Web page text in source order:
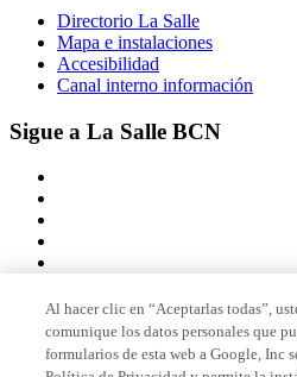
Directorio La Salle
Mapa e instalaciones
Accesibilidad
Canal interno información
Sigue a La Salle BCN
Miembro de
Al hacer clic en “Aceptarlas todas”,
comunique los datos personales que
formularios de esta web a Google, Inc